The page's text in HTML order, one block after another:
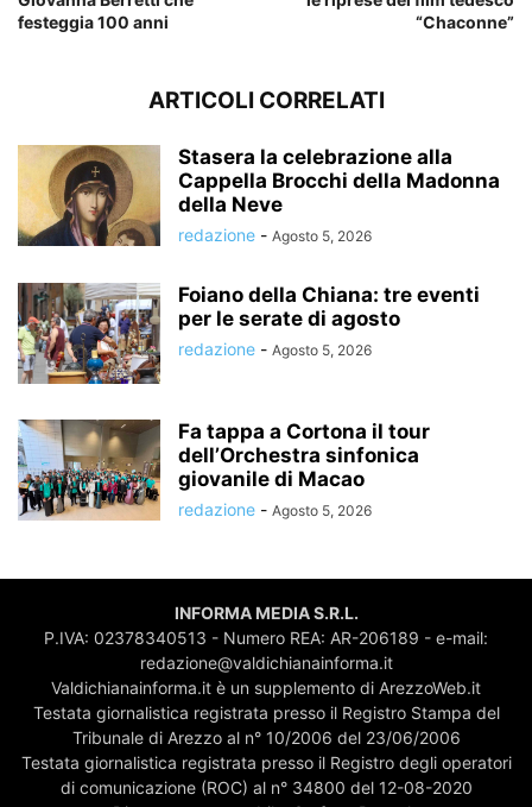
festeggia 100 anni
“Chaconne”
ARTICOLI CORRELATI
Stasera la celebrazione alla
Cappella Brocchi della Madonna
della Neve
redazione - Agosto 5, 2026
Foiano della Chiana: tre eventi
per le serate di agosto
redazione - Agosto 5, 2026
Fa tappa a Cortona il tour
dell’Orchestra sinfonica
giovanile di Macao
redazione - Agosto 5, 2026
INFORMA MEDIA S.R.L.
P.IVA: 02378340513 - Numero REA: AR-206189 - e-mail:
redazione@valdichianainforma.it
Valdichianainforma.it è un supplemento di ArezzoWeb.it
Testata giornalistica registrata presso il Registro Stampa del
Tribunale di Arezzo al n° 10/2006 del 23/06/2006
Testata giornalistica registrata presso il Registro degli operatori
di comunicazione (ROC) al n° 34800 del 12-08-2020